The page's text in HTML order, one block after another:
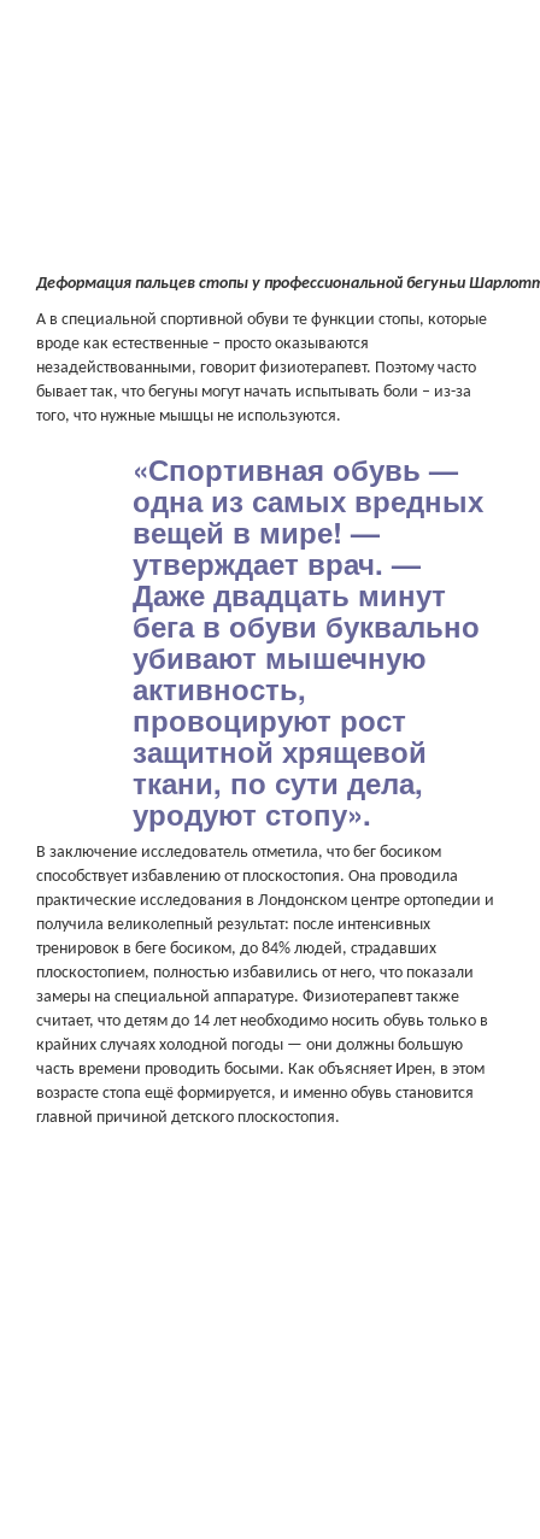
Деформация пальцев стопы у профессиональной бегуньи
А в специальной спортивной обуви те функции стопы, которые
вроде как естественные – просто оказываются
незадействованными, говорит физиотерапевт. Поэтому часто
бывает так, что бегуны могут начать испытывать боли – из-за
того, что нужные мышцы не используются.
«Спортивная обувь —
одна из самых вредных
вещей в мире! —
утверждает врач. —
Даже двадцать минут
бега в обуви буквально
убивают мышечную
активность,
провоцируют рост
защитной хрящевой
ткани, по сути дела,
уродуют стопу».
В заключение исследователь отметила, что бег босиком
способствует избавлению от плоскостопия. Она проводила
практические исследования в Лондонском центре ортопедии и
получила великолепный результат: после интенсивных
тренировок в беге босиком, до 84% людей, страдавших
плоскостопием, полностью избавились от него, что показали
замеры на специальной аппаратуре. Физиотерапевт также
считает, что детям до 14 лет необходимо носить обувь только в
крайних случаях холодной погоды — они должны большую
часть времени проводить босыми. Как объясняет Ирен, в этом
возрасте стопа ещё формируется, и именно обувь становится
главной причиной детского плоскостопия.